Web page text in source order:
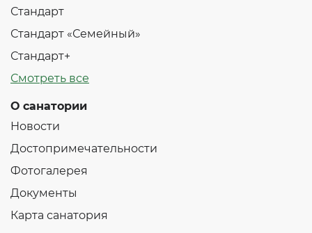
Стандарт
Стандарт «Семейный»
Стандарт+
Смотреть все
О санатории
Новости
Достопримечательности
Фотогалерея
Документы
Карта санатория